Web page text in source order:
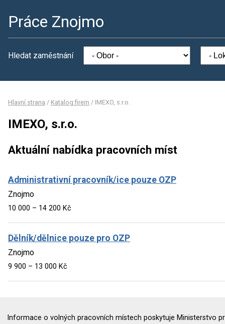
Práce Znojmo
Hledat zaměstnání
Hlavní strana / Katalog firem / IMEXO, s.r.o.
IMEXO, s.r.o.
Aktuální nabídka pracovních míst
Administrativní pracovník/ice pouze OZP
Znojmo
10 000 – 14 200 Kč
Dělník/dělnice pouze pro OZP
Znojmo
9 900 – 13 000 Kč
Informace o volných pracovních místech poskytuje Ministerstvo